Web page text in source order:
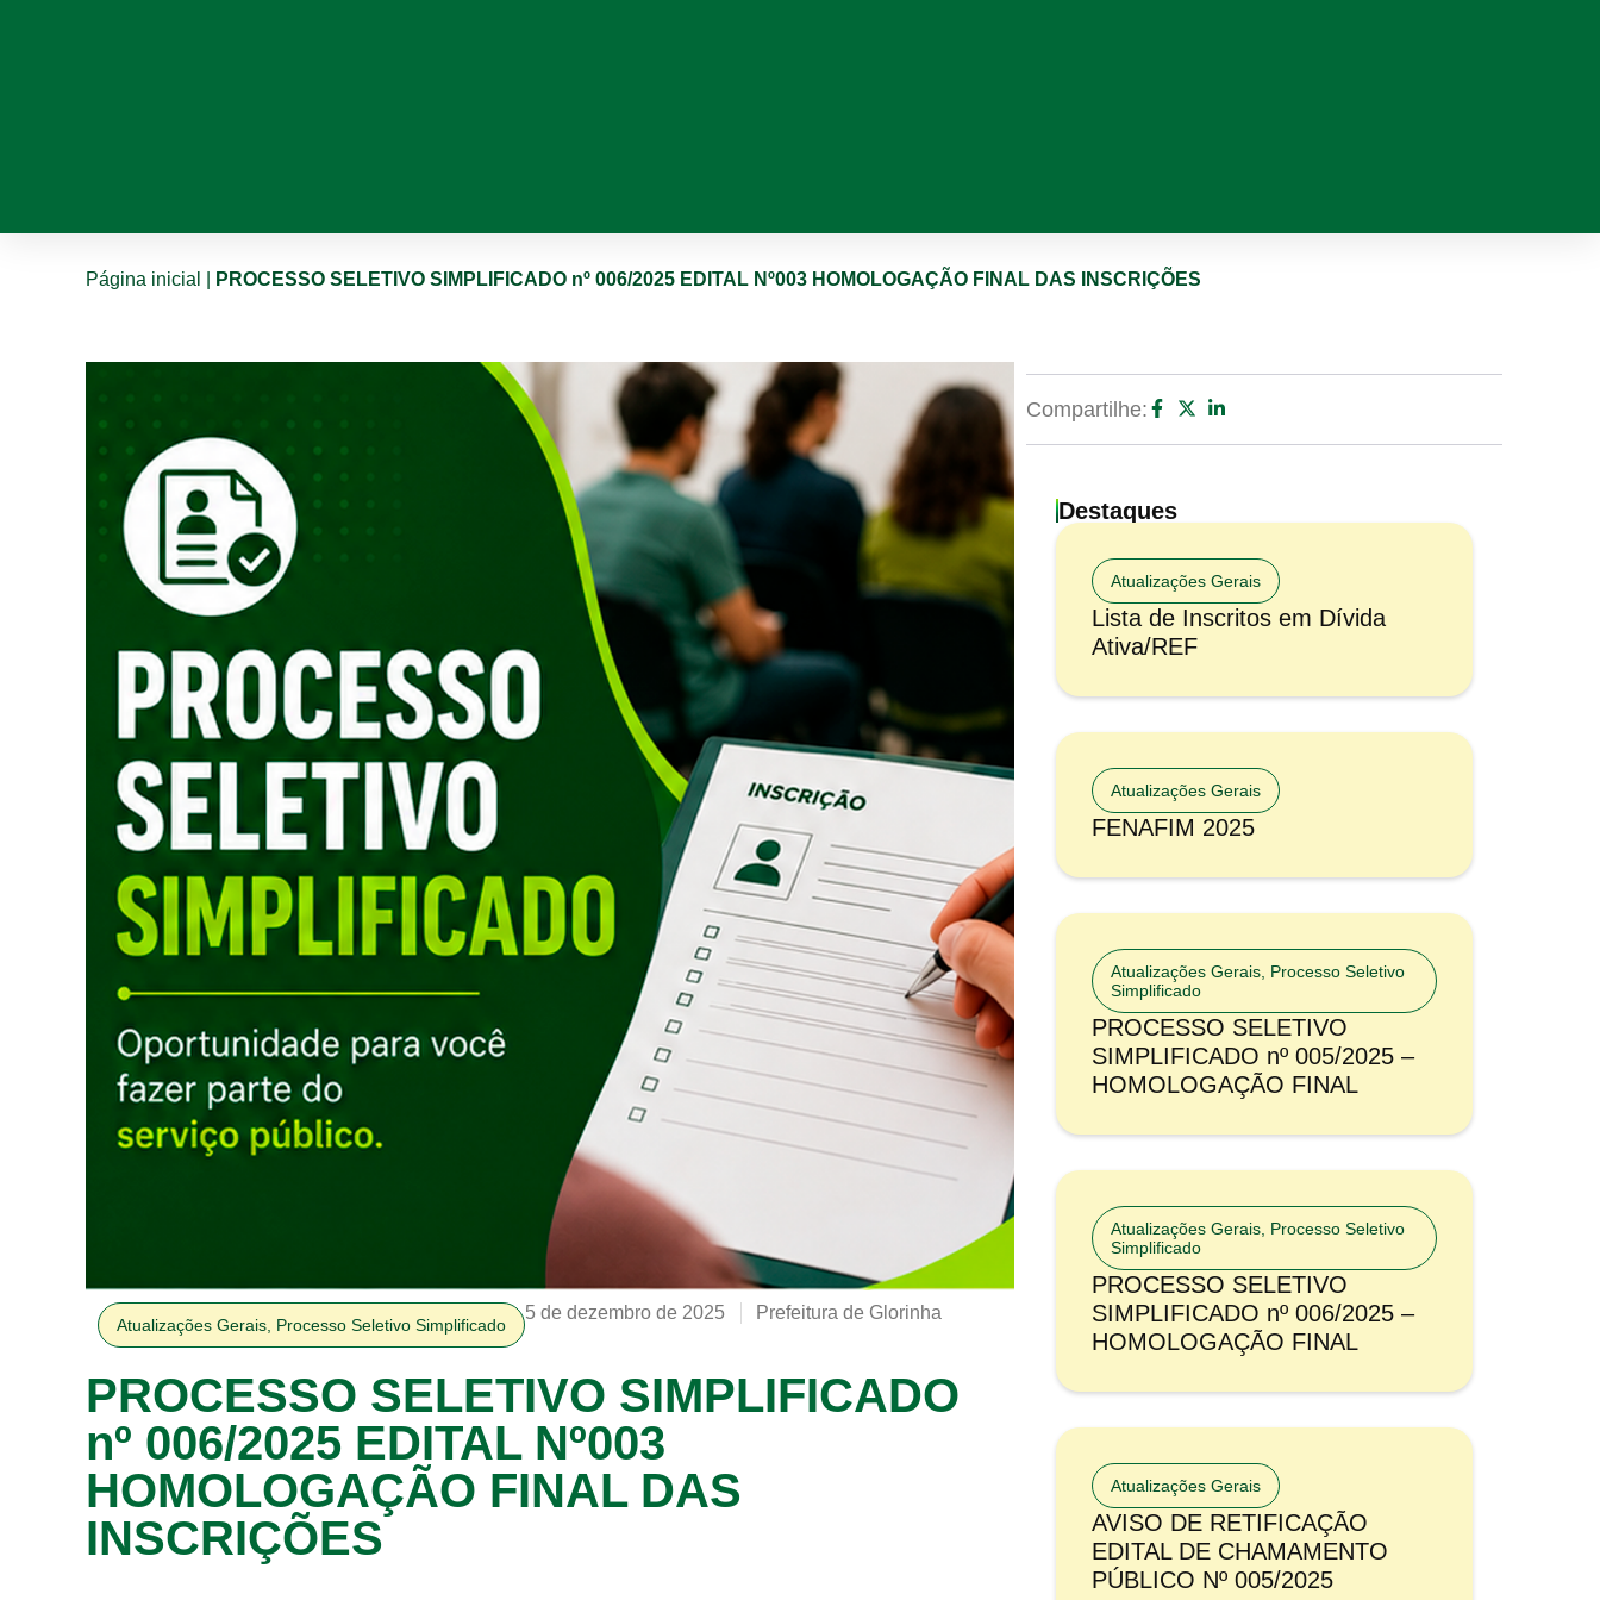
Página inicial PROCESSO SELETIVO SIMPLIFICADO nº 006/2025 EDITAL Nº003 HOMOLOGAÇÃO FINAL DAS INSCRIÇÕES
Atualizações Gerais Processo Seletivo Simplificado
5 de dezembro de 2025 Prefeitura de Glorinha
PROCESSO SELETIVO SIMPLIFICADO
nº 006/2025 EDITAL Nº003
HOMOLOGAÇÃO FINAL DAS
INSCRIÇÕES
Compartilhe:
Destaques
Atualizações Gerais
Lista de Inscritos em Dívida
Ativa/REF
Atualizações Gerais
FENAFIM 2025
Atualizações Gerais Processo Seletivo
Simplificado
PROCESSO SELETIVO
SIMPLIFICADO nº 005/2025 –
HOMOLOGAÇÃO FINAL
Atualizações Gerais Processo Seletivo
Simplificado
PROCESSO SELETIVO
SIMPLIFICADO nº 006/2025 –
HOMOLOGAÇÃO FINAL
Atualizações Gerais
AVISO DE RETIFICAÇÃO
EDITAL DE CHAMAMENTO
PÚBLICO Nº 005/2025